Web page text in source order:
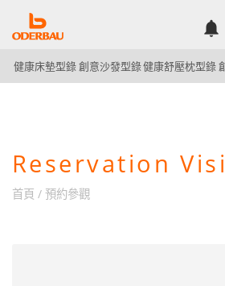
notifications
健康床墊型錄創意沙發型錄健康舒壓枕型錄
Reservation
首頁 / 預約參觀